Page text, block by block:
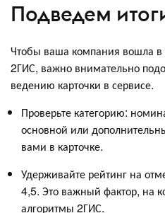
Подведем
Чтобы ваша компания вошла
2ГИС, важно внимательно
ведению карточки в сервисе.
Проверьте категорию:
основной или
вами в карточке.
Удерживайте рейтинг на
4,5. Это важный фактор, на
алгоритмы 2ГИС.